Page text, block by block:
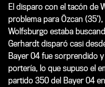
El disparo con el tacón de
problema para Özcan
Wolfsburgo estaba
Gerhardt disparó casi
Bayer 04 fue sorprendido
portería, lo que supuso el
partido 350 del Bayer 04